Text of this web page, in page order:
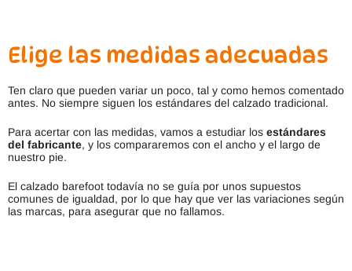
Elige las medidas adecuadas
Ten claro que pueden variar un poco, tal y como hemos comentado
antes. No siempre siguen los estándares del calzado tradicional.
Para acertar con las medidas, vamos a estudiar los estándares
del fabricante, y los compararemos con el ancho y el largo de
nuestro pie.
El calzado barefoot todavía no se guía por unos supuestos
comunes de igualdad, por lo que hay que ver las variaciones según
las marcas, para asegurar que no fallamos.